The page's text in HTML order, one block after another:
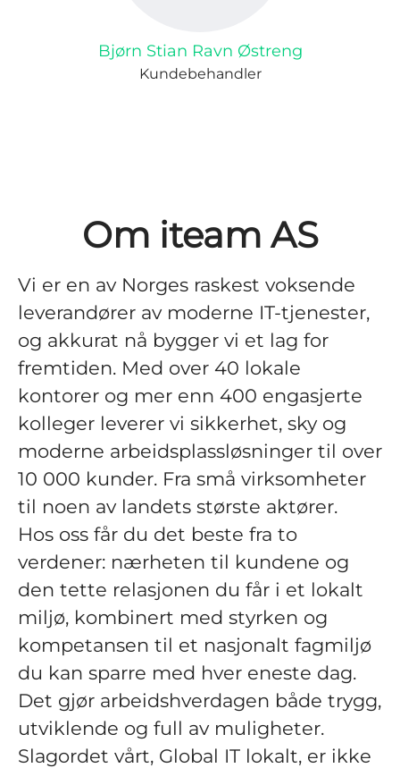
Bjørn Stian Ravn Østreng
Kundebehandler
Om iteam AS
Vi er en av Norges raskest voksende
leverandører av moderne IT-tjenester,
og akkurat nå bygger vi et lag for
fremtiden. Med over 40 lokale
kontorer og mer enn 400 engasjerte
kolleger leverer vi sikkerhet, sky og
moderne arbeidsplassløsninger til over
10 000 kunder. Fra små virksomheter
til noen av landets største aktører.
Hos oss får du det beste fra to
verdener: nærheten til kundene og
den tette relasjonen du får i et lokalt
miljø, kombinert med styrken og
kompetansen til et nasjonalt fagmiljø
du kan sparre med hver eneste dag.
Det gjør arbeidshverdagen både trygg,
utviklende og full av muligheter.
Slagordet vårt, Global IT lokalt, er ikke